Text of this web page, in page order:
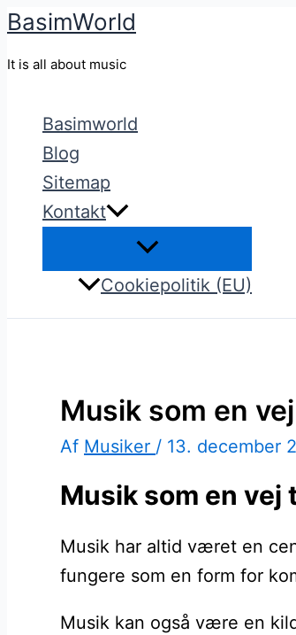
Gå
BasimWorld
It is all about music
Basimworld
Blog
Sitemap
Kontakt
Cookiepolitik (EU)
Musik som en
Af Musiker / 13. december
Musik som en vej
Musik har altid været en
fungere som en form for
Musik kan også være en